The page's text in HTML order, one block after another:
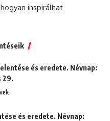
inspirálhat
és eredete. Névnap:
29.
és eredete. Névnap: